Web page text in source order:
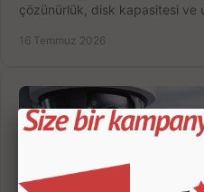
çözünürlük, disk kapasitesi ve
16 Temmuz 2026